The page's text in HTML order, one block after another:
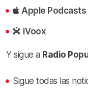
Apple Podcasts
iVoox
Y sigue a Radio
Sigue todas las